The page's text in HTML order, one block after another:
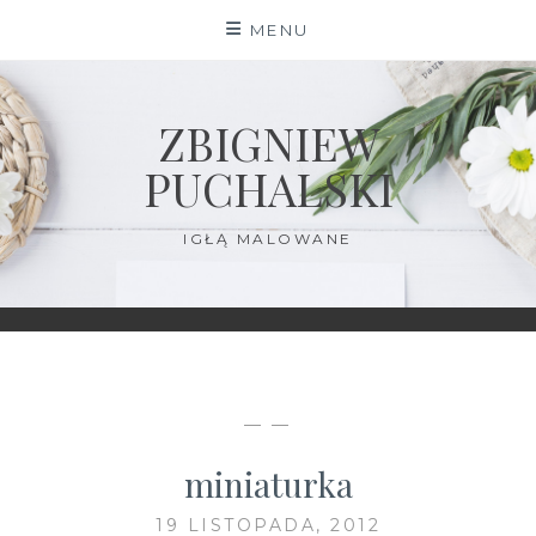
content
MENU
ZBIGNIEW
PUCHALSKI
IGŁĄ MALOWANE
— —
miniaturka
19 LISTOPADA, 2012